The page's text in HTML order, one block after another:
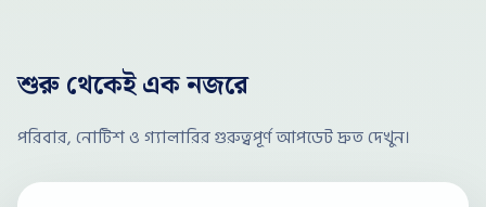
শুরু থেকেই এক নজরে
পরিবার, নোটিশ ও গ্যালারির গুরুত্বপূর্ণ আপডেট দ্রুত দেখুন।